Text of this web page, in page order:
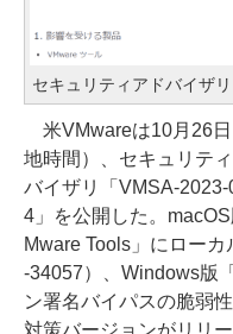
セキュリティアドバイザ
米VMwareは10月26
地時間）、セキュリテ
バイザリ「VMSA-2023-
4」を公開した。
Mware Tools」にロー
-34057）、Windows版
ン署名バイパスの脆弱